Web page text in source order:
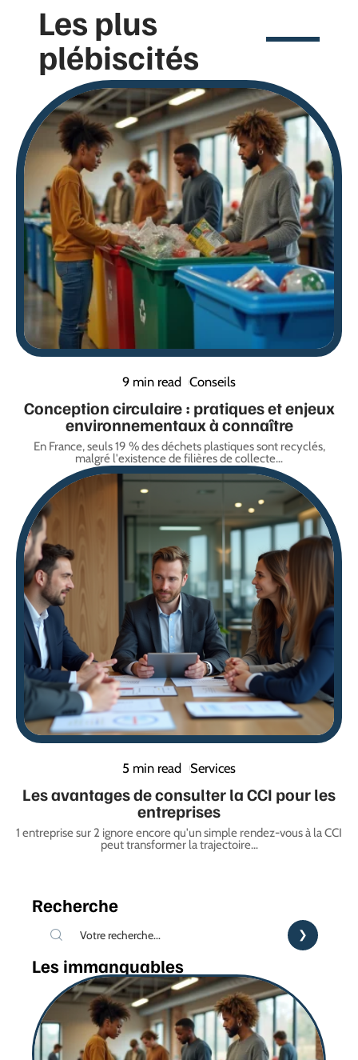
Les plus
plébiscités
9 min read Conseils
Conception circulaire : pratiques et enjeux
environnementaux à connaître
En France, seuls 19 % des déchets plastiques sont recyclés,
malgré l'existence de filières de collecte…
5 min read Services
Les avantages de consulter la CCI pour les
entreprises
1 entreprise sur 2 ignore encore qu'un simple rendez-vous à la CCI
peut transformer la trajectoire…
Recherche
Les immanquables